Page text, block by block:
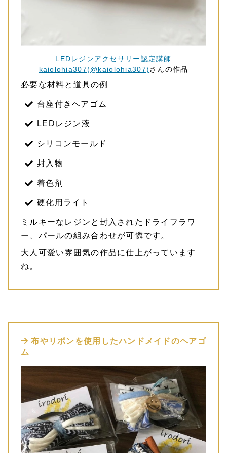
LEDレジンアクセサリー認定講師
kaiolohia307(@kaiolohia307)さんの作品
必要な材料と道具の例
台座付きヘアゴム
LEDレジン液
シリコンモールド
封入物
着色剤
硬化用ライト
ミルキーなレジンと封入されたドライフラワ
ー、パールの組み合わせが可憐です。
大人可愛い雰囲気の作品に仕上がっています
ね。
布やリボンを使用したハンドメイドのヘアゴ
ム